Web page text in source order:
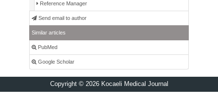
Reference Manager
Send email to author
Similar articles
PubMed
Google Scholar
Copyright © 2026 Kocaeli Medical Journal